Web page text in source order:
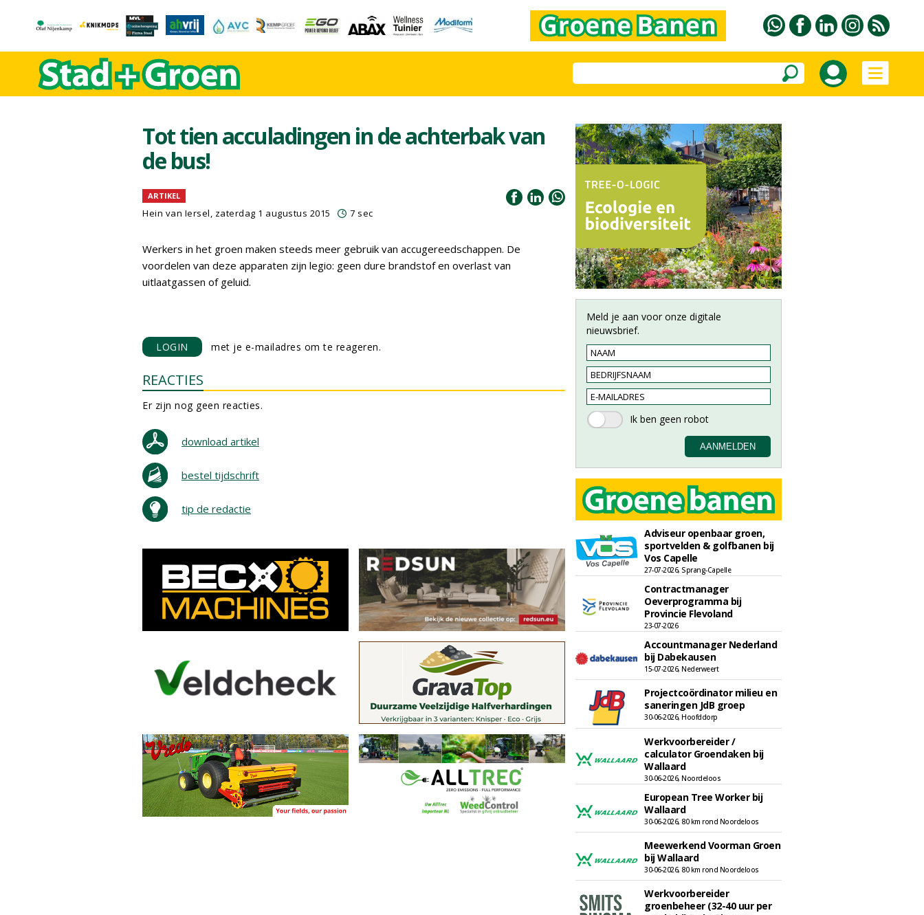
Tot tien acculadingen in de achterbak van
de bus!
ARTIKEL
Hein van Iersel, zaterdag 1 augustus 2015 7 sec
Werkers in het groen maken steeds meer gebruik van accugereedschappen. De
voordelen van deze apparaten zijn legio: geen dure brandstof en overlast van
uitlaatgassen of geluid.
LOGIN met je e-mailadres om te reageren.
REACTIES
Er zijn nog geen reacties.
download artikel
bestel tijdschrift
tip de redactie
Meld je aan voor onze digitale
nieuwsbrief.
Adviseur openbaar groen,
sportvelden & golfbanen bij
Vos Capelle
27-07-2026, Sprang-Capelle
Contractmanager
Oeverprogramma bij
Provincie Flevoland
23-07-2026
Accountmanager Nederland
bij Dabekausen
15-07-2026, Nederweert
Projectcoördinator milieu en
saneringen JdB groep
30-06-2026, Hoofddorp
Werkvoorbereider /
calculator Groendaken bij
Wallaard
30-06-2026, Noordeloos
European Tree Worker bij
Wallaard
30-06-2026, 80 km rond Noordeloos
Meewerkend Voorman Groen
bij Wallaard
30-06-2026, 80 km rond Noordeloos
Werkvoorbereider
groenbeheer (32-40 uur per